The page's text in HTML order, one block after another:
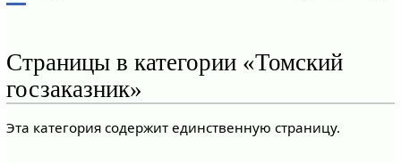
Страницы в категории «Томский
госзаказник»
Эта категория содержит единственную страницу.